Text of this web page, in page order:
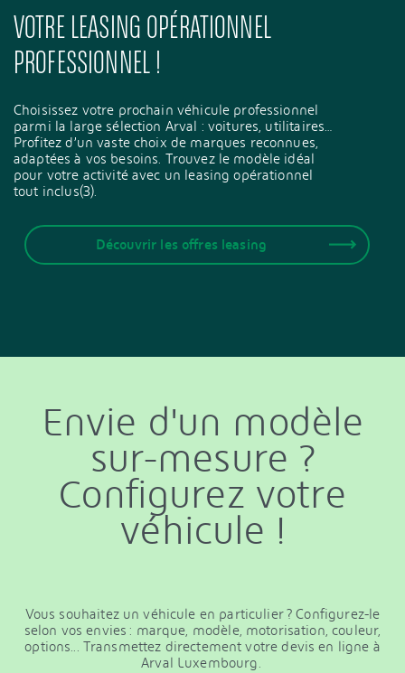
VOTRE LEASING OPÉRATIONNEL
PROFESSIONNEL !
Choisissez votre prochain véhicule professionnel
parmi la large sélection Arval : voitures, utilitaires…
Profitez d’un vaste choix de marques reconnues,
adaptées à vos besoins. Trouvez le modèle idéal
pour votre activité avec un leasing opérationnel
tout inclus(3).
Découvrir les offres leasing
Envie d'un modèle
sur-mesure ?
Configurez votre
véhicule !
Vous souhaitez un véhicule en particulier ? Configurez-le
selon vos envies : marque, modèle, motorisation, couleur,
options... Transmettez directement votre devis en ligne à
Arval Luxembourg.